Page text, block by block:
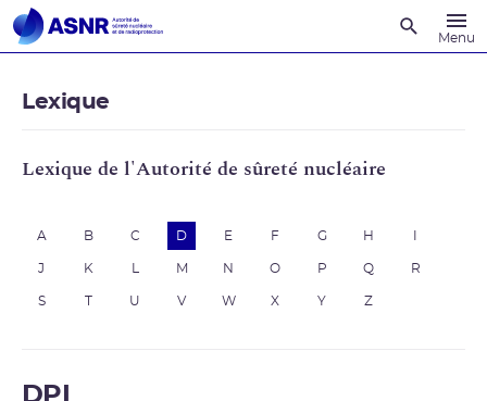
Menu
Lexique
Lexique de l'Autorité de sûreté nucléaire
A B C D E F G H
J K M N O P Q R
S U V W X Y Z